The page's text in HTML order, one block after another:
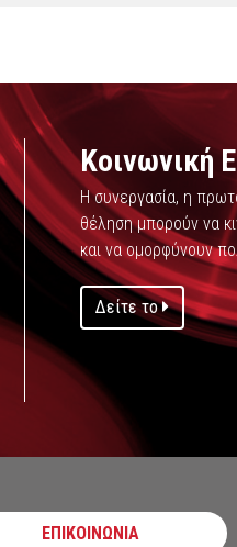
Κοινωνική
Η συνεργασία, η
θέληση μπορούν να
και να ομορφύνουν
Δείτε το
ΕΠΙΚΟΙΝΩΝΙΑ